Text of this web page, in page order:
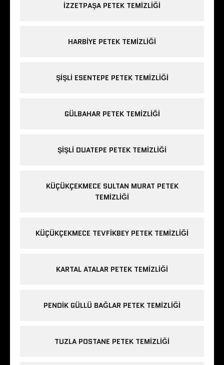
IZZETPAŞA PETEK TEMIZLIĞI
HARBIYE PETEK TEMIZLIĞI
ŞIŞLI ESENTEPE PETEK TEMIZLIĞI
GÜLBAHAR PETEK TEMIZLIĞI
ŞIŞLI DUATEPE PETEK TEMIZLIĞI
KÜÇÜKÇEKMECE SULTAN MURAT PETEK
TEMIZLIĞI
KÜÇÜKÇEKMECE TEVFIKBEY PETEK TEMIZLIĞI
KARTAL ATALAR PETEK TEMIZLIĞI
PENDIK GÜLLÜ BAĞLAR PETEK TEMIZLIĞI
TUZLA POSTANE PETEK TEMIZLIĞI